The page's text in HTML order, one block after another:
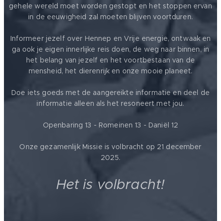
gehele wereld moet worden gestopt en het stoppen ervan
in de eeuwigheid zal moeten blijven voortduren.
Informeer jezelf over Hennep en Vrije energie, ontwaak en
ga ook je eigen innerlijke reis doen, de weg naar binnen, in
het belang van jezelf en het voortbestaan van de
mensheid, het dierenrijk en onze mooie planeet.
Doe iets goeds met de aangereikte informatie en deel de
informatie alleen als het resoneert met jou.
Openbaring 13 - Romeinen 13 - Daniël 12
Onze gezamenlijk Missie is volbracht op 21 december
2025.
Het is volbracht!